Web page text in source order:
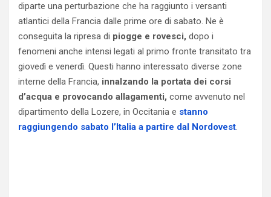
diparte una perturbazione che ha raggiunto i versanti
atlantici della Francia dalle prime ore di sabato. Ne è
conseguita la ripresa di piogge e rovesci, dopo i
fenomeni anche intensi legati al primo fronte transitato tra
giovedì e venerdì. Questi hanno interessato diverse zone
interne della Francia, innalzando la portata dei corsi
d’acqua e provocando allagamenti, come avvenuto nel
dipartimento della Lozere, in Occitania e stanno
raggiungendo sabato l’Italia a partire dal Nordovest.